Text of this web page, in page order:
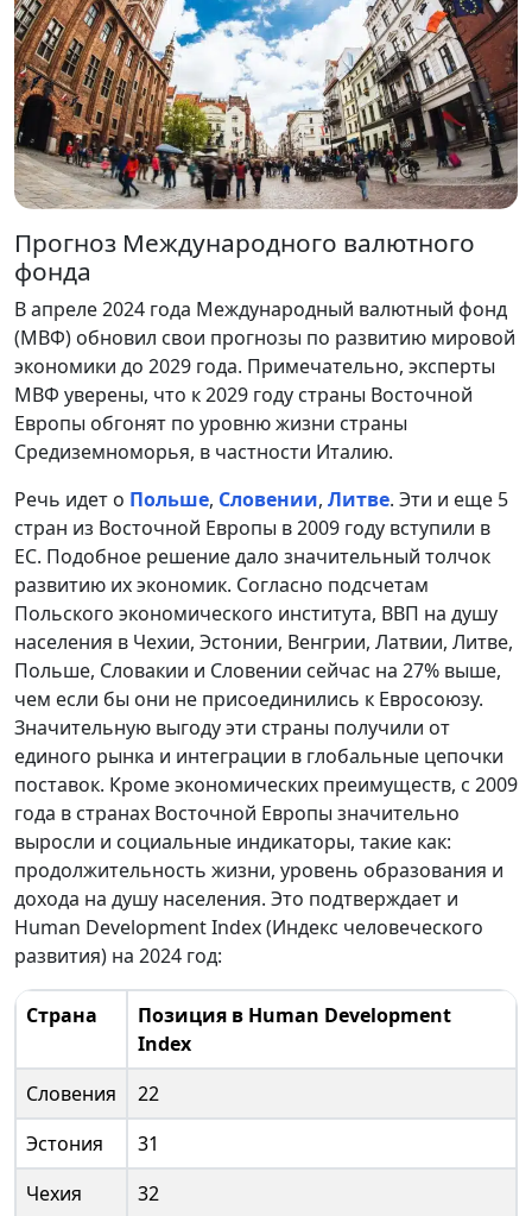
Прогноз Международного валютного
фонда
В апреле 2024 года Международный валютный фонд
(МВФ) обновил свои прогнозы по развитию мировой
экономики до 2029 года. Примечательно, эксперты
МВФ уверены, что к 2029 году страны Восточной
Европы обгонят по уровню жизни страны
Средиземноморья, в частности Италию.
Речь идет о Польше, Словении, Литве. Эти и еще 5
стран из Восточной Европы в 2009 году вступили в
ЕС. Подобное решение дало значительный толчок
развитию их экономик. Согласно подсчетам
Польского экономического института, ВВП на душу
населения в Чехии, Эстонии, Венгрии, Латвии, Литве,
Польше, Словакии и Словении сейчас на 27% выше,
чем если бы они не присоединились к Евросоюзу.
Значительную выгоду эти страны получили от
единого рынка и интеграции в глобальные цепочки
поставок. Кроме экономических преимуществ, с 2009
года в странах Восточной Европы значительно
выросли и социальные индикаторы, такие как:
продолжительность жизни, уровень образования и
дохода на душу населения. Это подтверждает и
Human Development Index (Индекс человеческого
развития) на 2024 год:
Страна
Позиция в Human Development
Index
Словения
22
Эстония
31
Чехия
32